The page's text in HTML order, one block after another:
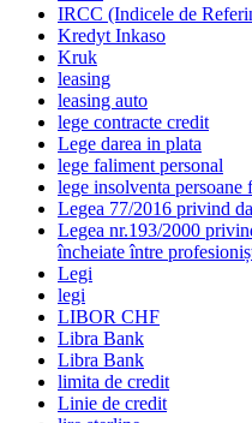
IRCC (Indicele de
Kredyt Inkaso
Kruk
leasing
leasing auto
lege contracte credit
Lege darea in plata
lege faliment personal
lege insolventa persoane
Legea 77/2016 privind
Legea nr.193/2000
încheiate între
Legi
legi
LIBOR CHF
Libra Bank
Libra Bank
limita de credit
Linie de credit